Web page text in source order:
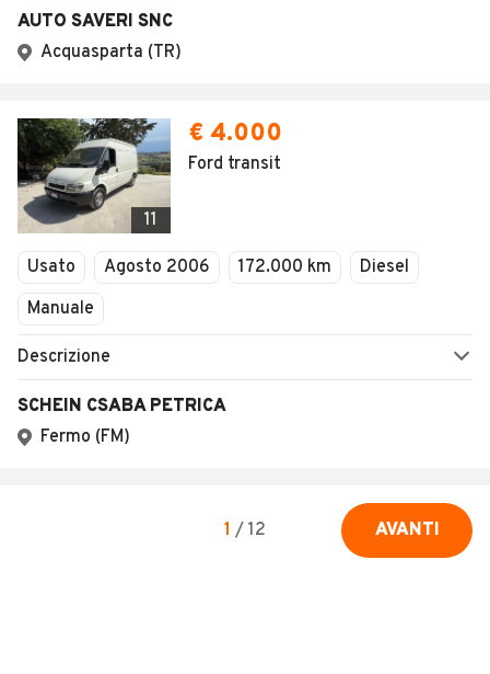
AUTO SAVERI SNC
Acquasparta (TR)
11
€ 4.000
Ford transit
Usato Agosto 2006 172.000 km
Diesel
Manuale
Descrizione
SCHEIN CSABA PETRICA
Fermo (FM)
1 / 12 AVANTI